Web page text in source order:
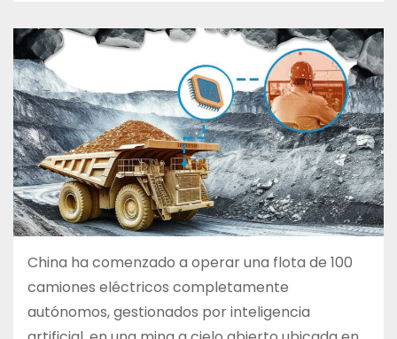
China ha comenzado a operar una flota de 100
camiones eléctricos completamente
autónomos, gestionados por inteligencia